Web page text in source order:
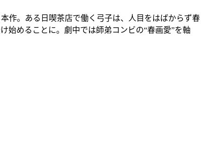
作。ある日喫茶店で働く弓子は、人目をはばからず春
始めることに。劇中では師弟コンビの“春画愛”を軸